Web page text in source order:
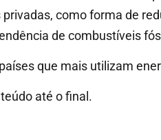
como forma de
de combustíveis
que mais utilizam
até o final.